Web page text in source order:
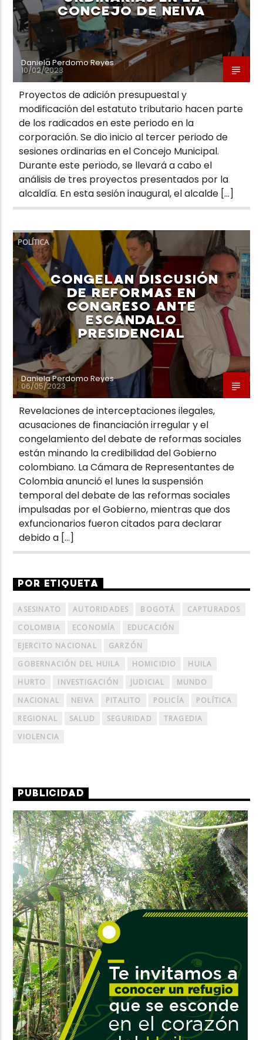
CONCEJO DE NEIVA
Daniela Perdomo Reyes
10/02/2023
Proyectos de adición presupuestal y
modificación del estatuto tributario hacen parte
de los radicados en este periodo en la
corporación. Se dio inicio al tercer periodo de
sesiones ordinarias en el Concejo Municipal.
Durante este periodo, se llevará a cabo el
análisis de tres proyectos presentados por la
alcaldía. En esta sesión inaugural, el alcalde […]
POLÍTICA
CONGELAN DISCUSIÓN
DE REFORMAS EN
CONGRESO ANTE
ESCÁNDALO
PRESIDENCIAL
Daniela Perdomo Reyes
06/05/2023
Revelaciones de interceptaciones ilegales,
acusaciones de financiación irregular y el
congelamiento del debate de reformas sociales
están minando la credibilidad del Gobierno
colombiano. La Cámara de Representantes de
Colombia anunció el lunes la suspensión
temporal del debate de las reformas sociales
impulsadas por el Gobierno, mientras que dos
exfuncionarios fueron citados para declarar
debido a […]
POR ETIQUETA
ASESINATO AUTORIDADES BOGOTÁ
CAPTURADOS
COLOMBIA
ECONOMÍA
EDUCACIÓN
EJERCITO NACIONAL
GARZÓN
GOBERNACIÓN DEL HUILA
HOMICIDIO
HUILA
HURTO
INVESTIGACIÓN JUDICIAL
MUNDO
NACIONAL
NEIVA PITALITO POLICÍA
POLÍTICA
REGIONAL
SALUD SEGURIDAD
TRAGEDIA
VIOLENCIA
PUBLICIDAD